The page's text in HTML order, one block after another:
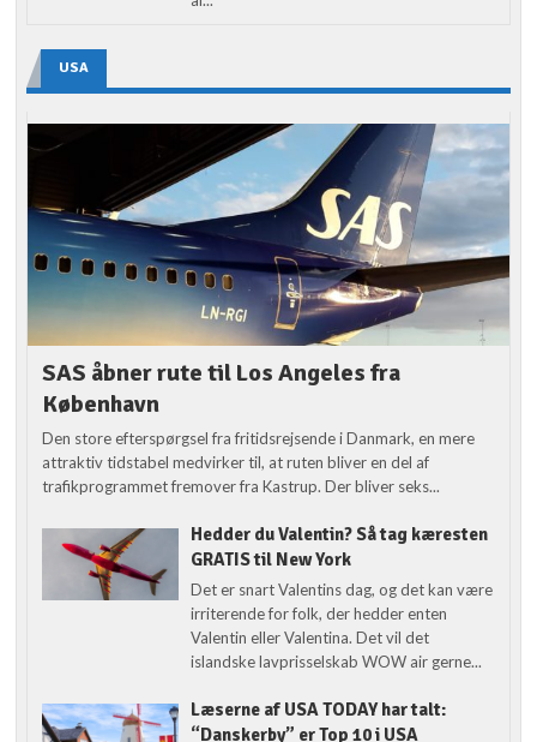
USA
SAS åbner rute til Los Angeles fra
København
Den store efterspørgsel fra fritidsrejsende i Danmark, en mere
attraktiv tidstabel medvirker til, at ruten bliver en del af
trafikprogrammet fremover fra Kastrup. Der bliver seks...
Hedder du Valentin? Så tag kæresten
GRATIS til New York
Det er snart Valentins dag, og det kan være
irriterende for folk, der hedder enten
Valentin eller Valentina. Det vil det
islandske lavprisselskab WOW air gerne...
Læserne af USA TODAY har talt:
“Danskerby” er Top 10 i USA